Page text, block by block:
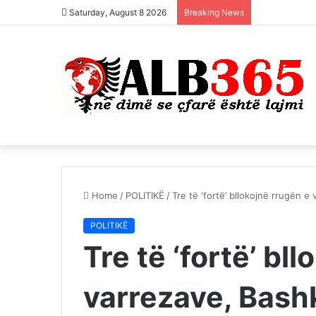
Saturday, August 8 2026 Breaking News
Home / POLITIKË /Tre të ‘fortë’ bllokojnë rrugën e
POLITIKË
Tre të ‘fortë’
varrezave,